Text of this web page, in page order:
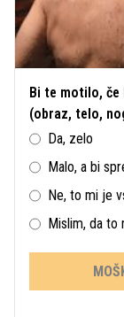
Bi te motilo, če
(obraz, telo,
Da, zelo
Malo, a bi
Ne, to mi je
Mislim, da to